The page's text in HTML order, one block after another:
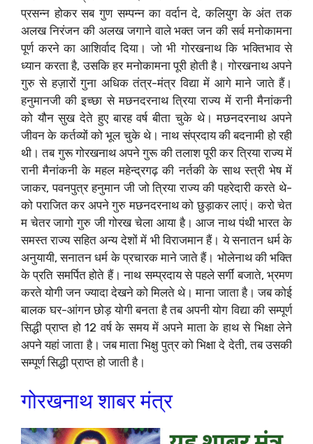
प्रसन्न होकर सब गुण सम्पन्न का वर्दान दे, कलियुग के अंत तक
अलख निरंजन की अलख जगाने वाले भक्त जन की सर्व मनोकामना
पूर्ण करने का आशिर्वाद दिया। जो भी गोरखनाथ कि भक्तिभाव से
ध्यान करता है, उसकि हर मनोकामना पूरी होती है। गोरखनाथ अपने
गुरु से हज़ारों गुना अधिक तंत्र-मंत्र विद्या में आगे माने जाते हैं।
हनुमानजी की इच्छा से मछनदरनाथ त्रिया राज्य में रानी मैनांकनी
को यौन सुख देते हुए बारह वर्ष बीता चुके थे। मछनदरनाथ अपने
जीवन के कर्तव्यों को भूल चुके थे। नाथ संप्रदाय की बदनामी हो रही
थी। तब गुरू गोरखनाथ अपने गुरू की तलाश पूरी कर त्रिया राज्य में
रानी मैनांकनी के महल महेन्द्रगढ़ की नर्तकी के साथ स्त्री भेष में
जाकर, पवनपुत्र हनुमान जी जो त्रिया राज्य की पहरेदारी करते थे-
को पराजित कर अपने गुरु मछनदरनाथ को छुड़ाकर लाएं। करो चेत
म चेतर जागो गुरु जी गोरख चेला आया है। आज नाथ पंथी भारत के
समस्त राज्य सहित अन्य देशों में भी विराजमान हैं। ये सनातन धर्म के
अनुयायी, सनातन धर्म के प्रचारक माने जाते हैं। भोलेनाथ की भक्ति
के प्रति समर्पित होते हैं। नाथ सम्प्रदाय से पहले सर्गीं बजाते, भ्रमण
करते योगी जन ज्यादा देखने को मिलते थे। माना जाता है। जब कोई
बालक घर-आंगन छोड़ योगी बनता है तब अपनी योग विद्या की सम्पूर्ण
सिद्धी प्राप्त हो 12 वर्ष के समय में अपने माता के हाथ से भिक्षा लेने
अपने यहां जाता है। जब माता भिक्षु पुत्र को भिक्षा दे देती, तब उसकी
सम्पूर्ण सिद्धी प्राप्त हो जाती है।
गोरखनाथ शाबर मंत्र